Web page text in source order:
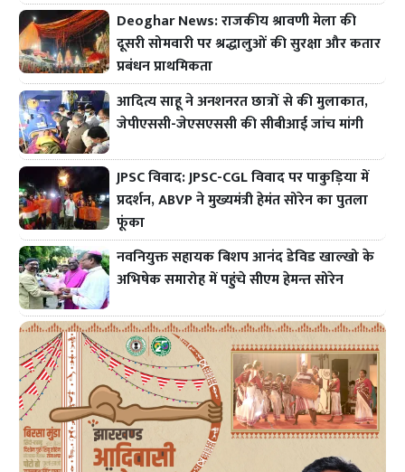
Deoghar News: राजकीय श्रावणी मेला की
दूसरी सोमवारी पर श्रद्धालुओं की सुरक्षा और कतार
प्रबंधन प्राथमिकता
आदित्य साहू ने अनशनरत छात्रों से की मुलाकात,
जेपीएससी-जेएसएससी की सीबीआई जांच मांगी
JPSC विवाद: JPSC-CGL विवाद पर पाकुड़िया में
प्रदर्शन, ABVP ने मुख्यमंत्री हेमंत सोरेन का पुतला
फूंका
नवनियुक्त सहायक बिशप आनंद डेविड खाल्खो के
अभिषेक समारोह में पहुंचे सीएम हेमन्त सोरेन